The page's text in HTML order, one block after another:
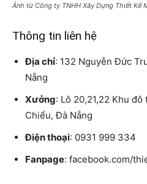
Ảnh từ Công ty TNHH Xây Dựng Thiết Kế
Thông tin liên hệ
Địa chỉ: 132 Nguyễn Đức
Nẵng
Xưởng: Lô 20,21,22 Khu
Chiểu, Đà Nẵng
Điện thoại: 0931 999 334
Fanpage: facebook.com/